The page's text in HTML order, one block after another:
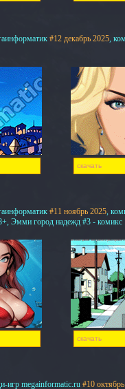
#12 декабрь 2025,
скачать
#11 ноябрь 2025,
Эмми город надежд #3 - комикс
скачать
игр megainformatic.ru #10